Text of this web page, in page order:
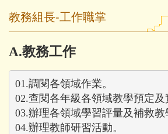
教務組長-工作職掌
A.教務工作
01.調閱各領域作業。
02.查閱各年級各領域教學預定及
03.辦理各領域學習評量及補救教
04.辦理教師研習活動。